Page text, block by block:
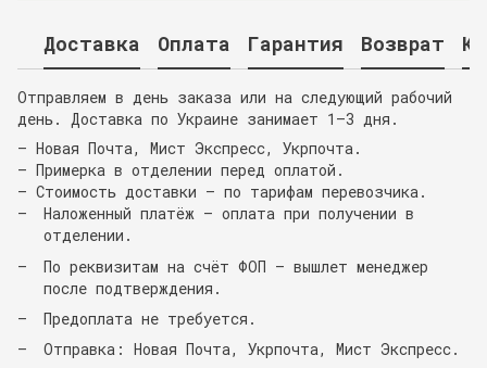
Доставка Оплата Гарантия Возврат
Отправляем в день заказа или на следующий рабочий
день. Доставка по Украине занимает 1–3 дня.
— Новая Почта, Мист Экспресс, Укрпочта.
— Примерка в отделении перед оплатой.
— Стоимость доставки — по тарифам перевозчика.
Наложенный платёж — оплата при получении в
отделении.
По реквизитам на счёт ФОП — вышлет менеджер
после подтверждения.
Предоплата не требуется.
Отправка: Новая Почта, Укрпочта, Мист Экспресс.